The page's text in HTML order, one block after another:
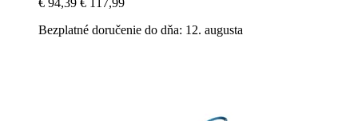
Bezplatné doručenie do dňa: 12. augusta